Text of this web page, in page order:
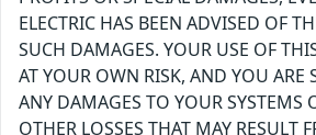
ELECTRIC HAS BEEN ADVISED OF
SUCH DAMAGES. YOUR USE OF
AT YOUR OWN RISK, AND YOU ARE
ANY DAMAGES TO YOUR SYSTEMS
OTHER LOSSES THAT MAY RESULT